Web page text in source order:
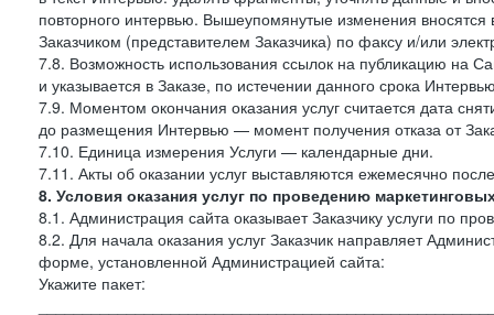
повторного интервью. Вышеупомянутые изменения
Заказчиком (представителем Заказчика) по факсу и/или
7.8. Возможность использования ссылок на публикацию на
и указывается в Заказе, по истечении данного срока
7.9. Моментом окончания оказания услуг считается дата
до размещения Интервью — момент получения отказа от
7.10. Единица измерения Услуги — календарные дни.
7.11. Акты об оказании услуг выставляются ежемесячно
8. Условия оказания услуг по проведению
8.1. Администрация сайта оказывает Заказчику услуги по
8.2. Для начала оказания услуг Заказчик направляет
форме, установленной Администрацией сайта:
Укажите пакет: